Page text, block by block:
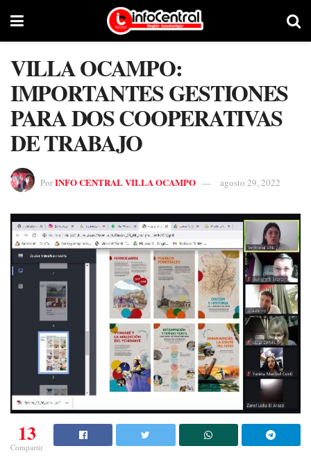
VILLA OCAMPO:
IMPORTANTES GESTIONES
PARA DOS COOPERATIVAS
DE TRABAJO
PorINFO CENTRAL VILLA OCAMPO agosto 29, 2022
13
Compartir